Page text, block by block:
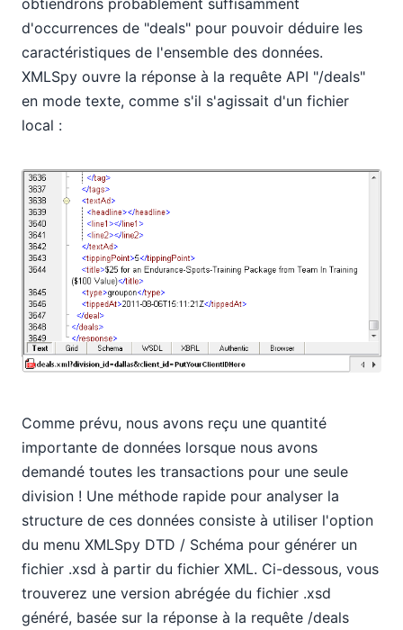
d'occurrences de "deals" pour pouvoir déduire les
caractéristiques de l'ensemble des données.
XMLSpy ouvre la réponse à la requête API "/deals"
en mode texte, comme s'il s'agissait d'un fichier
local :
Comme prévu, nous avons reçu une quantité
importante de données lorsque nous avons
demandé toutes les transactions pour une seule
division ! Une méthode rapide pour analyser la
structure de ces données consiste à utiliser l'option
du menu XMLSpy DTD / Schéma pour générer un
fichier .xsd à partir du fichier XML. Ci-dessous, vous
trouverez une version abrégée du fichier .xsd
généré, basée sur la réponse à la requête /deals